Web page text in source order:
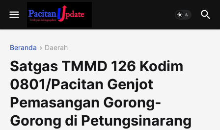
Beranda Daerah
Satgas TMMD 126 Kodim
0801/Pacitan Genjot
Pemasangan Gorong-
Gorong di Petungsinarang